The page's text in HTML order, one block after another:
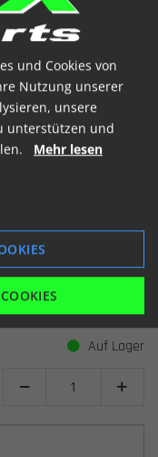
93-06
€ 40.56(inkl. MwSt)
Auf Lager
 
und Cookies von
Nutzung unserer
unsere
unterstützen und
Mehr lesen